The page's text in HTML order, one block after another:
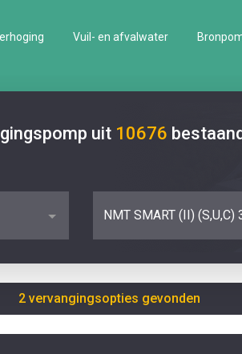
Vuil- en afvalwater
uit 10676
NMT SMART (II)
2 vervangingsopties gevonden